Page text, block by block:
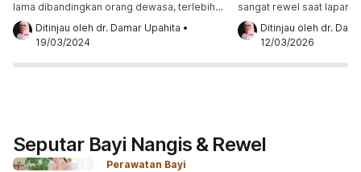
lama dibandingkan orang dewasa, terlebih
bagi bayi yang baru lahir. Jam tidur yang lebih
lama sangat diperlukan untuk tumbuh kembang
si Kecil karena hormon perkembangan justru
menjadi aktif ketika mereka sedang terlelap.
Ditinjau oleh dr. Damar Upahita •
19/03/2024
sangat rewel saat lapar
popok, kemudian baru
setelah kebutuhannya
kadang si Kecil masih
meski sudah disusui. Hal
Ditinjau oleh dr.
12/03/2026
Seputar Bayi Nangis & Rewel
Perawatan Bayi